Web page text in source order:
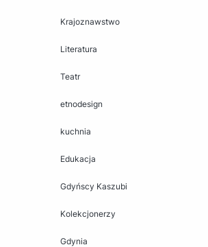
Krajoznawstwo
Literatura
Teatr
etnodesign
kuchnia
Edukacja
Gdyńscy Kaszubi
Kolekcjonerzy
Gdynia